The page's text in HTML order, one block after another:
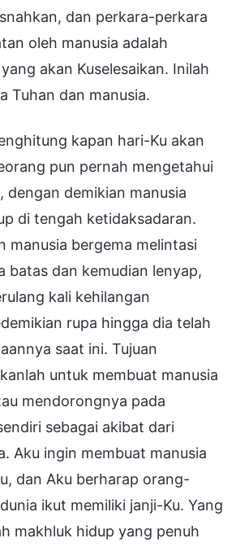
dan perkara-perkara
oleh manusia adalah
akan Kuselesaikan. Inilah
Tuhan dan manusia.
kapan hari-Ku akan
pun pernah mengetahui
dengan demikian manusia
di tengah ketidaksadaran.
manusia bergema melintasi
batas dan kemudian lenyap,
kali kehilangan
rupa hingga dia telah
saat ini. Tujuan
untuk membuat manusia
mendorongnya pada
sebagai akibat dari
Aku ingin membuat manusia
dan Aku berharap orang-
ikut memiliki janji-Ku. Yang
makhluk hidup yang penuh